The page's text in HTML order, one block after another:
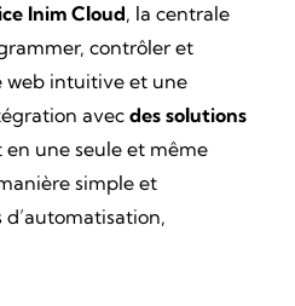
Inim Cloud, la centrale
contrôler et
web intuitive et une
avec des solutions
une seule et même
simple et